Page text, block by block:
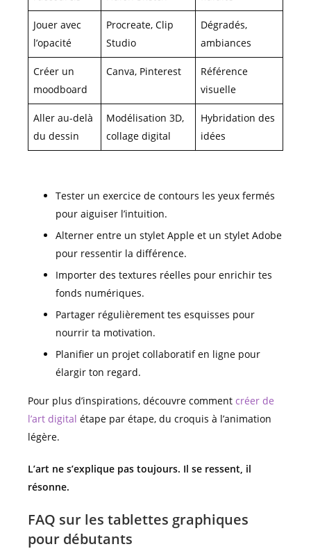
Jouer avec
l’opacité
Procreate, Clip
Studio
Dégradés,
ambiances
Créer un
moodboard
Canva, Pinterest
Référence
visuelle
Aller au-delà
du dessin
Modélisation 3D,
collage digital
Hybridation des
idées
Tester un exercice de contours les yeux fermés
pour aiguiser l’intuition.
Alterner entre un stylet Apple et un stylet Adobe
pour ressentir la différence.
Importer des textures réelles pour enrichir tes
fonds numériques.
Partager régulièrement tes esquisses pour
nourrir ta motivation.
Planifier un projet collaboratif en ligne pour
élargir ton regard.
Pour plus d’inspirations, découvre comment créer de
l’art digital étape par étape, du croquis à l’animation
légère.
L’art ne s’explique pas toujours. Il se ressent, il
résonne.
FAQ sur les tablettes graphiques
pour débutants